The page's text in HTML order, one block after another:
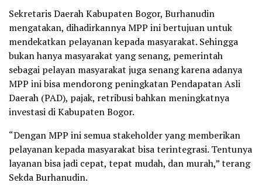
Sekretaris Daerah Kabupaten Bogor, Burhanudin
mengatakan, dihadirkannya MPP ini bertujuan untuk
mendekatkan pelayanan kepada masyarakat. Sehingga
bukan hanya masyarakat yang senang, pemerintah
sebagai pelayan masyarakat juga senang karena adanya
MPP ini bisa mendorong peningkatan Pendapatan Asli
Daerah (PAD), pajak, retribusi bahkan meningkatnya
investasi di Kabupaten Bogor.
“Dengan MPP ini semua stakeholder yang memberikan
pelayanan kepada masyarakat bisa terintegrasi. Tentunya
layanan bisa jadi cepat, tepat mudah, dan murah,” terang
Sekda Burhanudin.